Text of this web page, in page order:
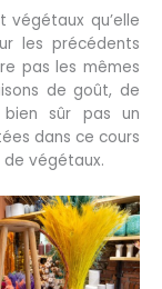
végétaux qu’elle
les précédents
pas les mêmes
de goût, de
sûr pas un
dans ce cours
végétaux.